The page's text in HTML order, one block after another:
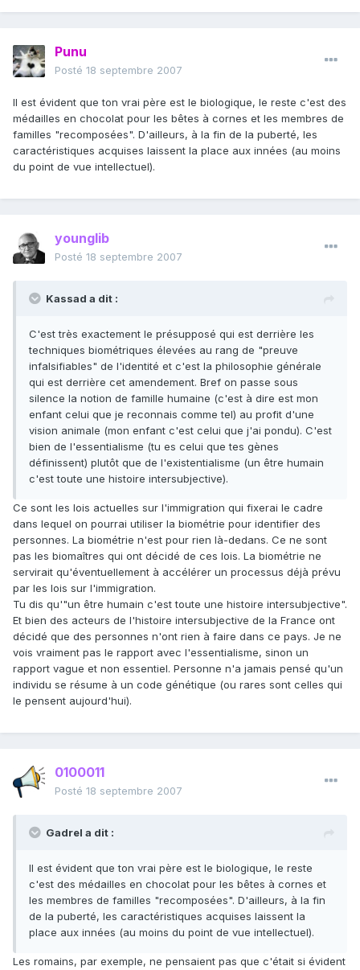
Punu
Posté 18 septembre 2007
Il est évident que ton vrai père est le biologique, le reste c'est des
médailles en chocolat pour les bêtes à cornes et les membres de
familles "recomposées". D'ailleurs, à la fin de la puberté, les
caractéristiques acquises laissent la place aux innées (au moins
du point de vue intellectuel).
younglib
Posté 18 septembre 2007
Kassad a dit :
C'est très exactement le présupposé qui est derrière les
techniques biométriques élevées au rang de "preuve
infalsifiables" de l'identité et c'est la philosophie générale
qui est derrière cet amendement. Bref on passe sous
silence la notion de famille humaine (c'est à dire est mon
enfant celui que je reconnais comme tel) au profit d'une
vision animale (mon enfant c'est celui que j'ai pondu). C'est
bien de l'essentialisme (tu es celui que tes gènes
définissent) plutôt que de l'existentialisme (un être humain
c'est toute une histoire intersubjective).
Ce sont les lois actuelles sur l'immigration qui fixerai le cadre
dans lequel on pourrai utiliser la biométrie pour identifier des
personnes. La biométrie n'est pour rien là-dedans. Ce ne sont
pas les biomaîtres qui ont décidé de ces lois. La biométrie ne
servirait qu'éventuellement à accélérer un processus déjà prévu
par les lois sur l'immigration.
Tu dis qu'"un être humain c'est toute une histoire intersubjective".
Et bien des acteurs de l'histoire intersubjective de la France ont
décidé que des personnes n'ont rien à faire dans ce pays. Je ne
vois vraiment pas le rapport avec l'essentialisme, sinon un
rapport vague et non essentiel. Personne n'a jamais pensé qu'un
individu se résume à un code génétique (ou rares sont celles qui
le pensent aujourd'hui).
0100011
Posté 18 septembre 2007
Gadrel a dit :
Il est évident que ton vrai père est le biologique, le reste
c'est des médailles en chocolat pour les bêtes à cornes et
les membres de familles "recomposées". D'ailleurs, à la fin
de la puberté, les caractéristiques acquises laissent la
place aux innées (au moins du point de vue intellectuel).
Les romains, par exemple, ne pensaient pas que c'était si évident